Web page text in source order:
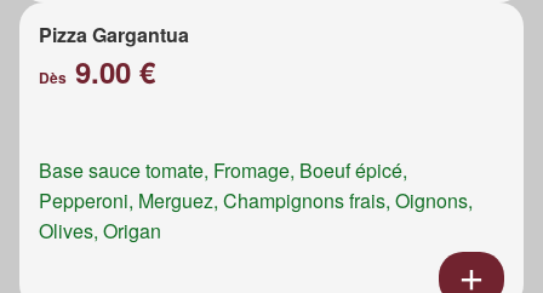
Pizza Gargantua
Dès 9.00 €
Base sauce tomate, Fromage, Boeuf épicé,
Pepperoni, Merguez, Champignons frais, Oignons,
Olives, Origan